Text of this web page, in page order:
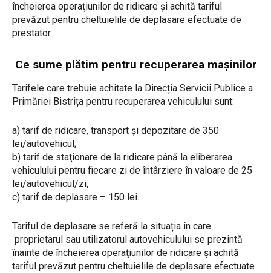
încheierea operaţiunilor de ridicare şi achită tariful
prevăzut pentru cheltuielile de deplasare efectuate de
prestator.
Ce sume plătim pentru recuperarea mașinilor
Tarifele care trebuie achitate la Direcția Servicii Publice a
Primăriei Bistrița pentru recuperarea vehiculului sunt:
a) tarif de ridicare, transport şi depozitare de 350
lei/autovehicul;
b) tarif de staţionare de la ridicare până la eliberarea
vehiculului pentru fiecare zi de întârziere în valoare de 25
lei/autovehicul/zi,
c) tarif de deplasare – 150 lei.
Tariful de deplasare se referă la situația în care
proprietarul sau utilizatorul autovehiculului se prezintă
înainte de încheierea operaţiunilor de ridicare și achită
tariful prevăzut pentru cheltuielile de deplasare efectuate